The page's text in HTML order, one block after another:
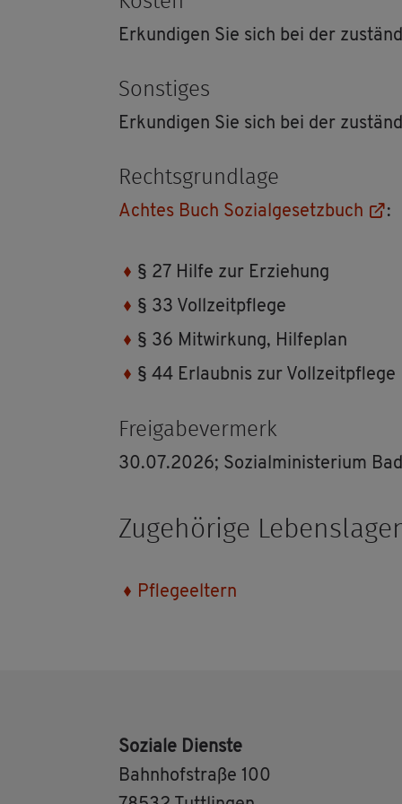
Er­kun­di­gen Sie sich bei der
Sons­ti­ges
Er­kun­di­gen Sie sich bei der
Rechts­grund­la­ge
Ach­tes Buch So­zi­al­ge­setz­buch :
§ 27 Hilfe zur Er­zie­hung
§ 33 Voll­zeit­pfle­ge
§ 36 Mit­wir­kung, Hil­fe­plan
§ 44 Er­laub­nis zur Voll­zeit­pfle­ge
Frei­ga­be­ver­merk
30.07.2026; So­zi­al­mi­nis­te­ri­um
Zu­ge­hö­ri­ge
Pfle­ge­el­tern
So­zia­le Diens­te
Bahn­hof­stra­ße 100